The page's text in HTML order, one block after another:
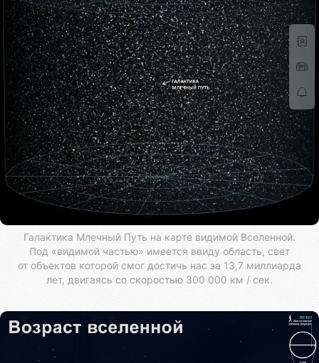
Галактика Млечный Путь на карте видимой Вселенной.
Под «видимой частью» имеется ввиду область, свет
от объектов которой смог достичь нас за 13,7 миллиарда
лет, двигаясь со скоростью 300 000 км / сек.